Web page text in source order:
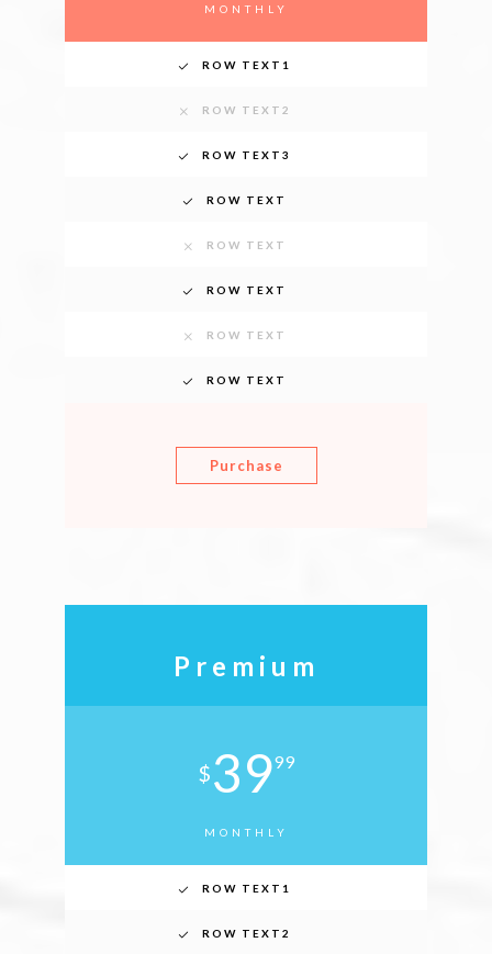
MONTHLY
ROW TEXT1
ROW TEXT2
ROW TEXT3
ROW TEXT
ROW TEXT
ROW TEXT
ROW TEXT
ROW TEXT
Purchase
Premium
$3999
MONTHLY
ROW TEXT1
ROW TEXT2